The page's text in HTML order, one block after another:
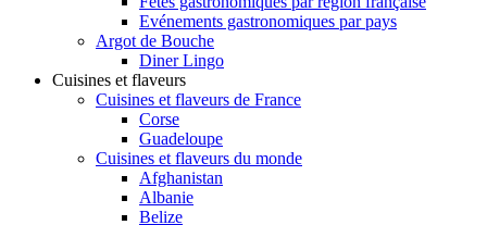
Evénements gastronomiques par pays
Argot de Bouche
Diner Lingo
Cuisines et flaveurs
Cuisines et flaveurs de France
Corse
Guadeloupe
Cuisines et flaveurs du monde
Afghanistan
Albanie
Belize